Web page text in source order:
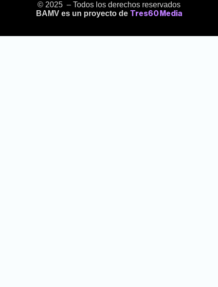
© 2025 – Todos los derechos reservados
BAMV es un proyecto de Tres60 Media